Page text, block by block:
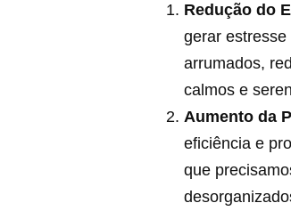
Redução do
gerar
arrumados,
calmos e
Aumento da
eficiência e
que